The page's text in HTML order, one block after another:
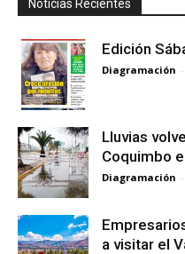
Noticias Recientes
Edición
Diagramación -
Lluvias
Coquimbo
Diagramación -
a visitar el